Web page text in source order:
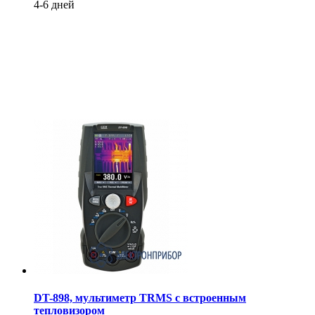
4-6 дней
DT-898, мультиметр TRMS с встроенным
тепловизором